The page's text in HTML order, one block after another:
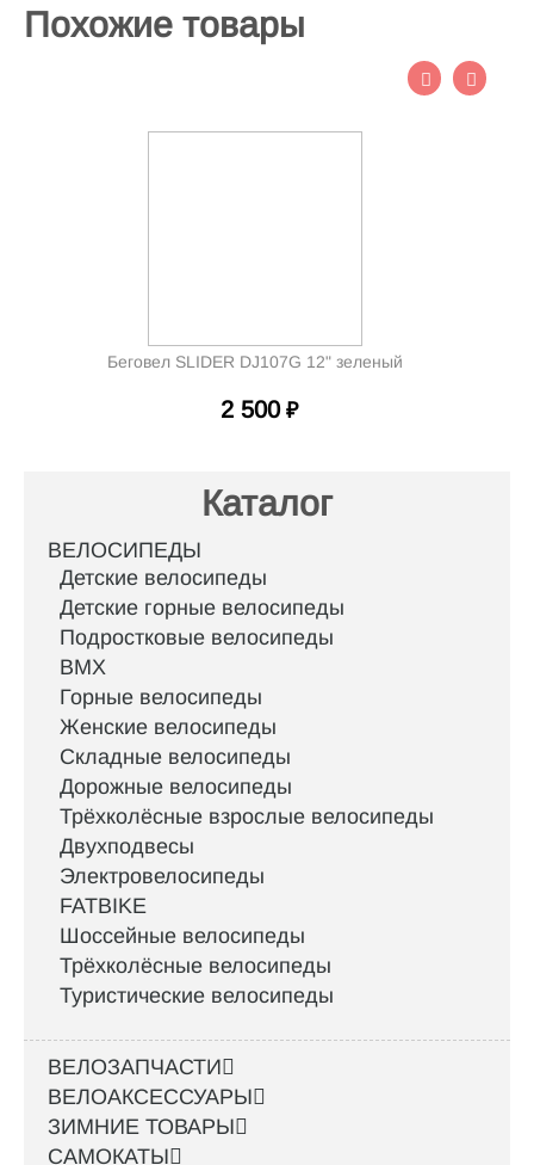
Похожие товары
Беговел SLIDER DJ107G 12" зеленый
2 500 ₽
Каталог
ВЕЛОСИПЕДЫ
Детские велосипеды
Детские горные велосипеды
Подростковые велосипеды
BMX
Горные велосипеды
Женские велосипеды
Складные велосипеды
Дорожные велосипеды
Трёхколёсные взрослые велосипеды
Двухподвесы
Электровелосипеды
FATBIKE
Шоссейные велосипеды
Трёхколёсные велосипеды
Туристические велосипеды
ВЕЛОЗАПЧАСТИ
ВЕЛОАКСЕССУАРЫ
ЗИМНИЕ ТОВАРЫ
САМОКАТЫ